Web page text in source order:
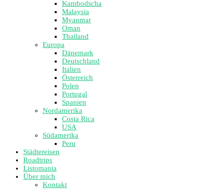
Kambodscha
Malaysia
Myanmar
Oman
Thailand
Europa
Dänemark
Deutschland
Italien
Österreich
Polen
Portugal
Spanien
Nordamerika
Costa Rica
USA
Südamerika
Peru
Städtereisen
Roadtrips
Listomania
Über mich
Kontakt